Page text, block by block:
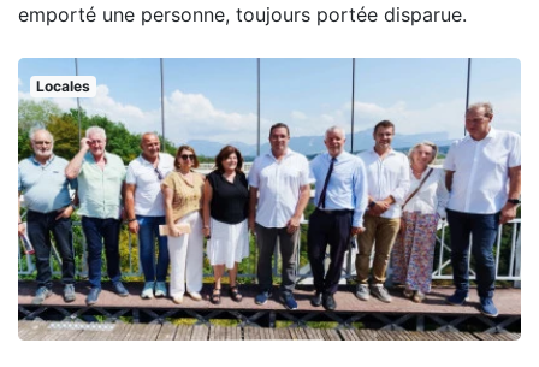
emporté une personne, toujours portée disparue.
Locales